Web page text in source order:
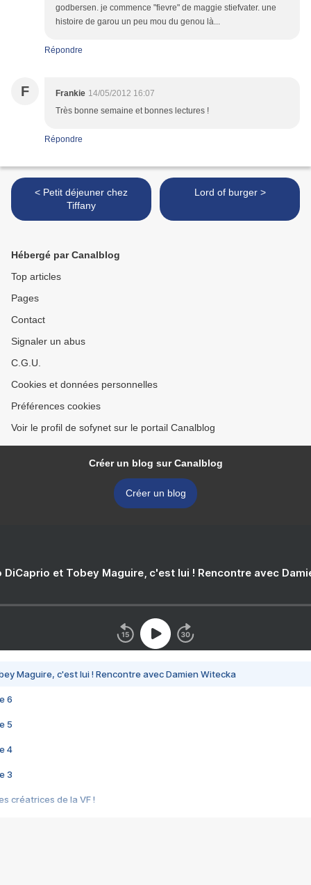
godbersen. je commence "fievre" de maggie stiefvater. une
histoire de garou un peu mou du genou là...
Répondre
F Frankie 14/05/2012 16:07
Très bonne semaine et bonnes lectures !
Répondre
< Petit déjeuner chez
Tiffany
Lord of burger >
Hébergé par Canalblog
Top articles
Pages
Contact
Signaler un abus
C.G.U.
Cookies et données personnelles
Préférences cookies
Voir le profil de sofynet sur le portail Canalblog
Créer un blog sur Canalblog
Créer un blog
DiCaprio et Tobey Maguire, c'est lui ! Rencontre avec
Maguire, c'est lui ! Rencontre avec Damien Witecka
6
5
4
3
créatrices de la VF !